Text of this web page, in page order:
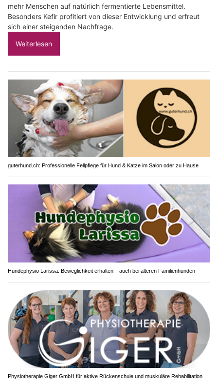
mehr Menschen auf natürlich fermentierte Lebensmittel.
Besonders Kefir profitiert von dieser Entwicklung und erfreut
sich einer steigenden Nachfrage.
Weiterlesen
guterhund.ch: Professionelle Fellpflege für Hund & Katze im Salon oder zu Hause
Hundephysio Larissa: Beweglichkeit erhalten – auch bei älteren Familienhunden
Physiotherapie Giger GmbH für aktive Rückenschule und muskuläre Rehabilitation